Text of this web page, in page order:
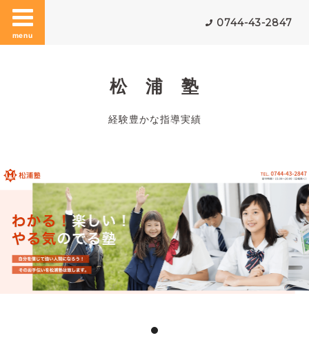
menu
0744-43-2847
松 浦 塾
経験豊かな指導実績